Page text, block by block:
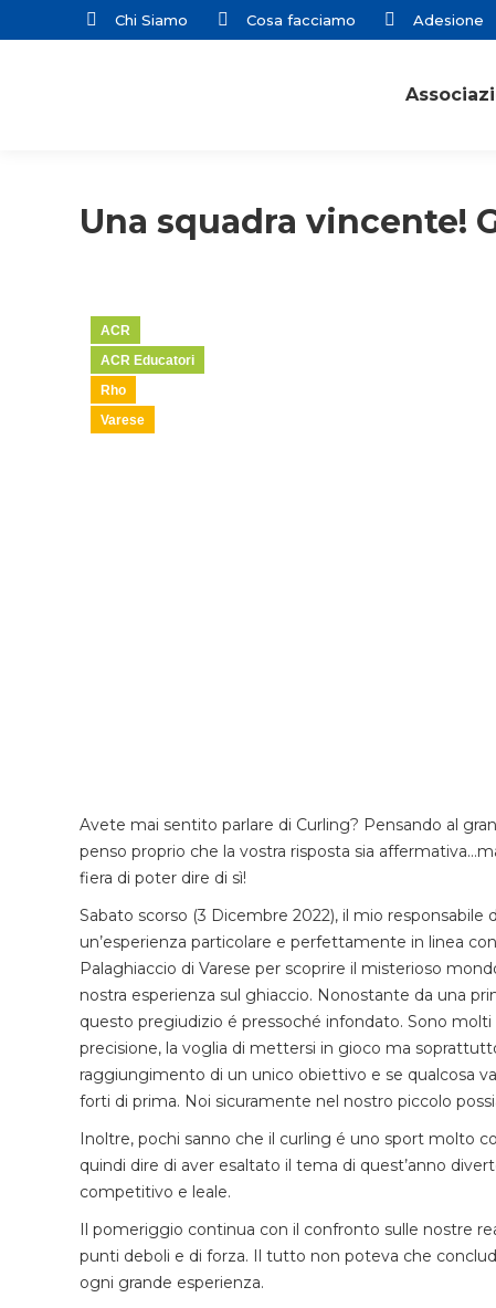
Chi Siamo Cosa facciamo Adesione
Una squadra vincente!
ACR
ACR Educatori
Rho
Varese
Avete mai sentito parlare di Curling? Pensando al
penso proprio che la vostra risposta sia
fiera di poter dire di sì!
Sabato scorso (3 Dicembre 2022), il mio
un’esperienza particolare e perfettamente in linea
Palaghiaccio di Varese per scoprire il misterioso
nostra esperienza sul ghiaccio. Nonostante da una
questo pregiudizio é pressoché infondato. Sono molti
precisione, la voglia di mettersi in gioco ma
raggiungimento di un unico obiettivo e se qualcosa
forti di prima. Noi sicuramente nel nostro piccolo
Inoltre, pochi sanno che il curling é uno sport molto
quindi dire di aver esaltato il tema di quest’anno
competitivo e leale.
Il pomeriggio continua con il confronto sulle nostre
punti deboli e di forza. Il tutto non poteva che
ogni grande esperienza.